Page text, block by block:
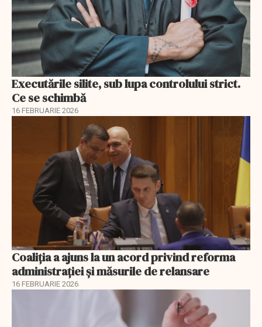
Executările silite, sub lupa controlului strict.
Ce se schimbă
16 FEBRUARIE 2026
Coaliția a ajuns la un acord privind reforma
administrației și măsurile de relansare
16 FEBRUARIE 2026